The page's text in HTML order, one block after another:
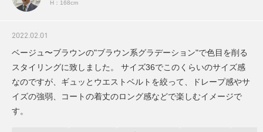
H：168cm
2022.02.01
ベージュ〜ブラウンの"ブラウン系グラデーション"で色目を削る
スタイリングに致しました。 サイズ36でこのくらいのサイズ感
なのですが、ギュッとウエストベルトを絞って、ドレープ感やサ
イズの強弱、コートの着丈のロング感などで楽しむイメージで
す。